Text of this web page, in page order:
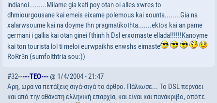
indianoi.........Milame gia kati poy otan oi alles xwres to
dhmiourgousane kai emeis eixame polemous kai xounta........Gia na
xalarwsoume kai na doyme thn pragmatikothta.......ektos kai an pame
germani i gallia kai otan ginei fthinh h Dsl erxomaste ellada!!!!!!Kanoyme
kai ton tourista lol ti meloi eurwpaikhs enwshs eimaste
RoRr3n (sumfoithtria sou:))
#32~---TEO--- @ 1/4/2004 - 21:47
Άρη, ώρα να πετάξεις σιγά-σιγά το άρθρο. Πάλιωσε... Το DSL περνάει
και από την αθάνατη ελληνική επαρχία, και είναι και πανάκριβο, οπότε